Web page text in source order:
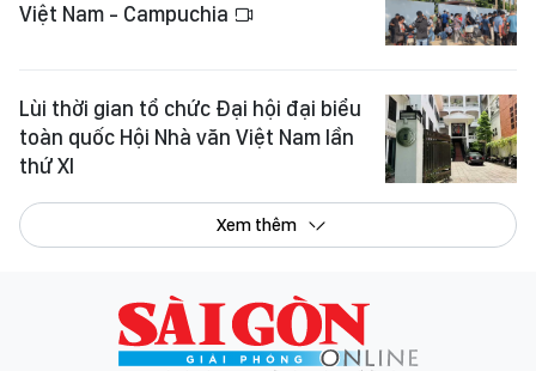
Việt Nam - Campuchia
Lùi thời gian tổ chức Đại hội đại biểu
toàn quốc Hội Nhà văn Việt Nam lần
thứ XI
Xem thêm